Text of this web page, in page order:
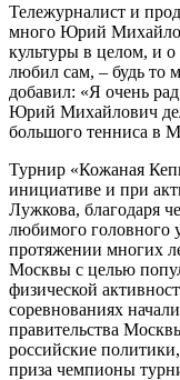
Тележурналист и
много Юрий
культуры в целом, и
любил сам, – будь то
добавил: «Я очень
Юрий Михайлович
большого тенниса в
Турнир «Кожаная
инициативе и при
Лужкова, благодаря
любимого головного
протяжении многих
Москвы с целью
физической
соревнованиях
правительства
российские
приза чемпионы